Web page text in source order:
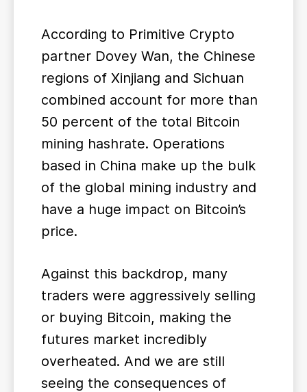
According to Primitive Crypto
partner Dovey Wan, the Chinese
regions of Xinjiang and Sichuan
combined account for more than
50 percent of the total Bitcoin
mining hashrate. Operations
based in China make up the bulk
of the global mining industry and
have a huge impact on Bitcoin’s
price.
Against this backdrop, many
traders were aggressively selling
or buying Bitcoin, making the
futures market incredibly
overheated. And we are still
seeing the consequences of